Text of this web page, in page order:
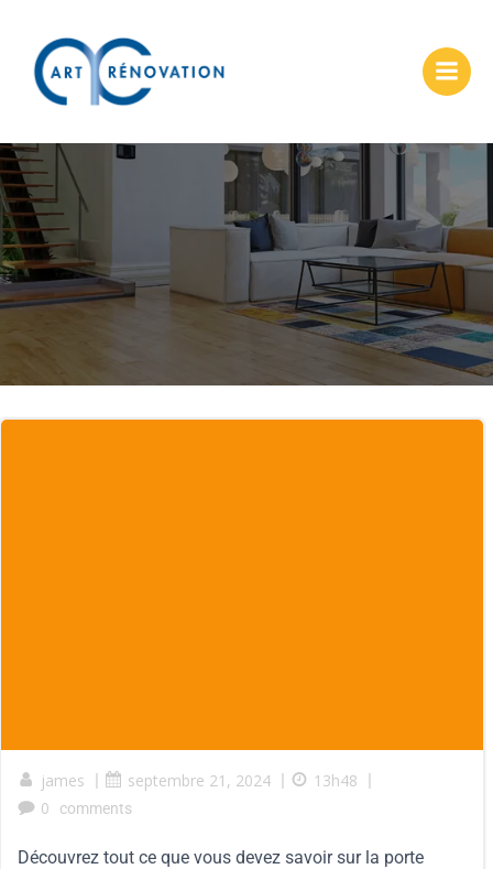
james | septembre 21, 2024 | 13h48 |
0
comments
Découvrez tout ce que vous devez savoir sur la porte